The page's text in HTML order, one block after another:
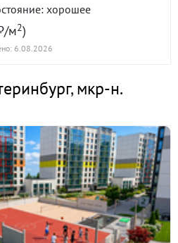
хорошее
м2)
6.08.2026
,мкр-н.